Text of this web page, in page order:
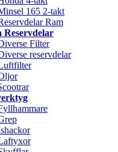
165 2-takt
Ram
Reservdelar
Filter
reservdelar